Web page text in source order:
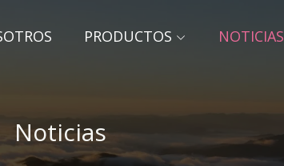
PRODUCTOS NOTICIAS
Noticias